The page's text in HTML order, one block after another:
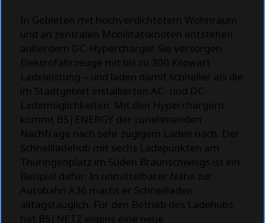
In Gebieten mit hochverdichtetem Wohnraum
und an zentralen Mobilitätsknoten entstehen
außerdem DC-Hypercharger. Sie versorgen
Elektrofahrzeuge mit bis zu 300 Kilowatt
Ladeleistung – und laden damit schneller als die
im Stadtgebiet installierten AC- und DC-
Lademöglichkeiten. Mit den Hyperchargern
kommt BS|ENERGY der zunehmenden
Nachfrage nach sehr zügigem Laden nach. Der
Schnellladehub mit sechs Ladepunkten am
Thüringenplatz im Süden Braunschweigs ist ein
Beispiel dafür: In unmittelbarer Nähe zur
Autobahn A36 macht er Schnellladen
alltagstauglich. Für den Betrieb des Ladehubs
hat BS|NETZ eigens eine neue